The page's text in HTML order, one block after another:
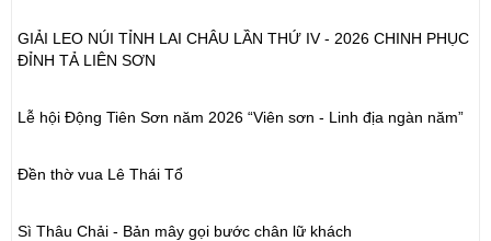
GIẢI LEO NÚI TỈNH LAI CHÂU LẦN THỨ IV - 2026 CHINH PHỤC
ĐỈNH TẢ LIÊN SƠN
Lễ hội Động Tiên Sơn năm 2026 “Viên sơn - Linh địa ngàn năm”
Đền thờ vua Lê Thái Tổ
Sì Thâu Chải - Bản mây gọi bước chân lữ khách